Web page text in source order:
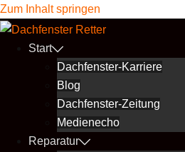
Zum Inhalt springen
Start
Dachfenster-Karriere
Blog
Dachfenster-Zeitung
Medienecho
Reparatur